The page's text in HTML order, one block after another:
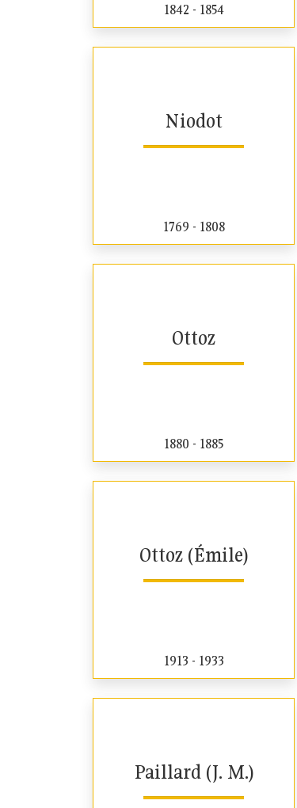
1842 - 1854
Niodot
1769 - 1808
Ottoz
1880 - 1885
Ottoz (Émile)
1913 - 1933
Paillard (J. M.)